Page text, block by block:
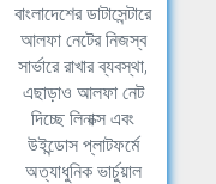
বাংলাদেশের ডাটাসেন্টারে
আলফা নেটের নিজস্ব
সার্ভারে রাখার ব্যবস্থা,
এছাড়াও আলফা নেট
দিচ্ছে লিনাক্স এবং
উইন্ডোস প্লাটফর্মে
অত্যাধুনিক ভার্চুয়াল